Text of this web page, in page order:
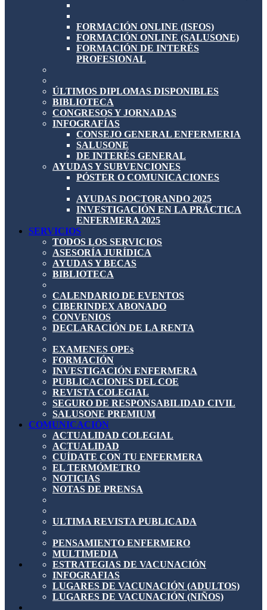
FORMACIÓN ONLINE (ISFOS)
FORMACIÓN ONLINE (SALUSONE)
FORMACIÓN DE INTERÉS
PROFESIONAL
ÚLTIMOS DIPLOMAS DISPONIBLES
BIBLIOTECA
CONGRESOS Y JORNADAS
INFOGRAFÍAS
CONSEJO GENERAL ENFERMERIA
SALUSONE
DE INTERÉS GENERAL
AYUDAS Y SUBVENCIONES
PÓSTER O COMUNICACIONES
AYUDAS DOCTORANDO 2025
INVESTIGACIÓN EN LA PRÁCTICA
ENFERMERA 2025
SERVICIOS
TODOS LOS SERVICIOS
ASESORÍA JURÍDICA
AYUDAS Y BECAS
BIBLIOTECA
CALENDARIO DE EVENTOS
CIBERINDEX ABONADO
CONVENIOS
DECLARACIÓN DE LA RENTA
EXAMENES OPEs
FORMACIÓN
INVESTIGACIÓN ENFERMERA
PUBLICACIONES DEL COE
REVISTA COLEGIAL
SEGURO DE RESPONSABILIDAD CIVIL
SALUSONE PREMIUM
COMUNICACIÓN
ACTUALIDAD COLEGIAL
ACTUALIDAD
CUÍDATE CON TU ENFERMERA
EL TERMÓMETRO
NOTICIAS
NOTAS DE PRENSA
ULTIMA REVISTA PUBLICADA
PENSAMIENTO ENFERMERO
MULTIMEDIA
ESTRATEGIAS DE VACUNACIÓN
INFOGRAFIAS
LUGARES DE VACUNACIÓN (ADULTOS)
LUGARES DE VACUNACIÓN (NIÑOS)